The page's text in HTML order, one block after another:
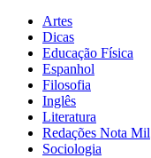
Artes
Dicas
Educação Física
Espanhol
Filosofia
Inglês
Literatura
Redações Nota Mil
Sociologia